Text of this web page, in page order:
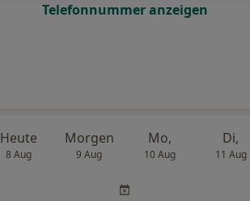
Telefonnummer anzeigen
Heute
8 Aug
Morgen
9 Aug
Mo,
10 Aug
Di,
11 Aug